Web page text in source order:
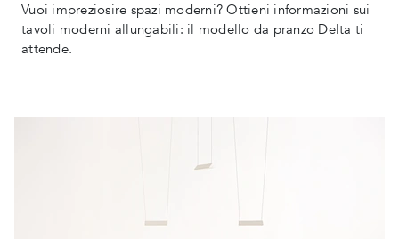
Vuoi impreziosire spazi moderni? Ottieni informazioni sui
tavoli moderni allungabili: il modello da pranzo Delta ti
attende.